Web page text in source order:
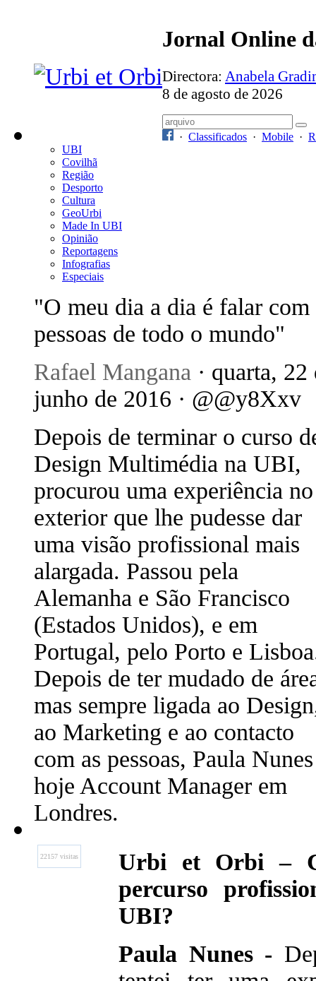
Jornal Online
Directora: Anabela
8 de agosto de 2026
· Classificados · Mobile ·
UBI
Covilhã
Região
Desporto
Cultura
GeoUrbi
Made In UBI
Opinião
Reportagens
Infografias
Especiais
"O meu dia a dia é falar com
pessoas de todo o mundo"
Rafael Mangana · quarta, 22
junho de 2016 · @@y8Xxv
Depois de terminar o curso
Design Multimédia na UBI,
procurou uma experiência no
exterior que lhe pudesse dar
uma visão profissional mais
alargada. Passou pela
Alemanha e São Francisco
(Estados Unidos), e em
Portugal, pelo Porto e
Depois de ter mudado de
mas sempre ligada ao
ao Marketing e ao contacto
com as pessoas, Paula
hoje Account Manager em
Londres.
22157 visitas
Urbi et Orbi –
percurso
UBI?
Paula Nunes -